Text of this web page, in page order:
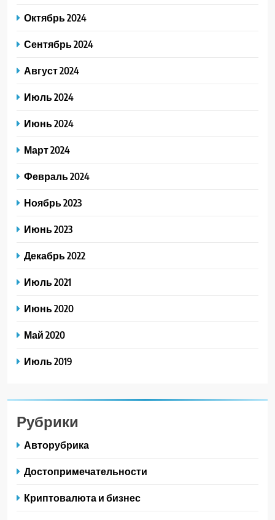
Октябрь 2024
Сентябрь 2024
Август 2024
Июль 2024
Июнь 2024
Март 2024
Февраль 2024
Ноябрь 2023
Июнь 2023
Декабрь 2022
Июль 2021
Июнь 2020
Май 2020
Июль 2019
Рубрики
Авторубрика
Достопримечательности
Криптовалюта и бизнес